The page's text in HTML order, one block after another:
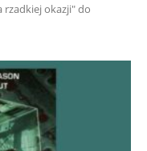
okazji" do